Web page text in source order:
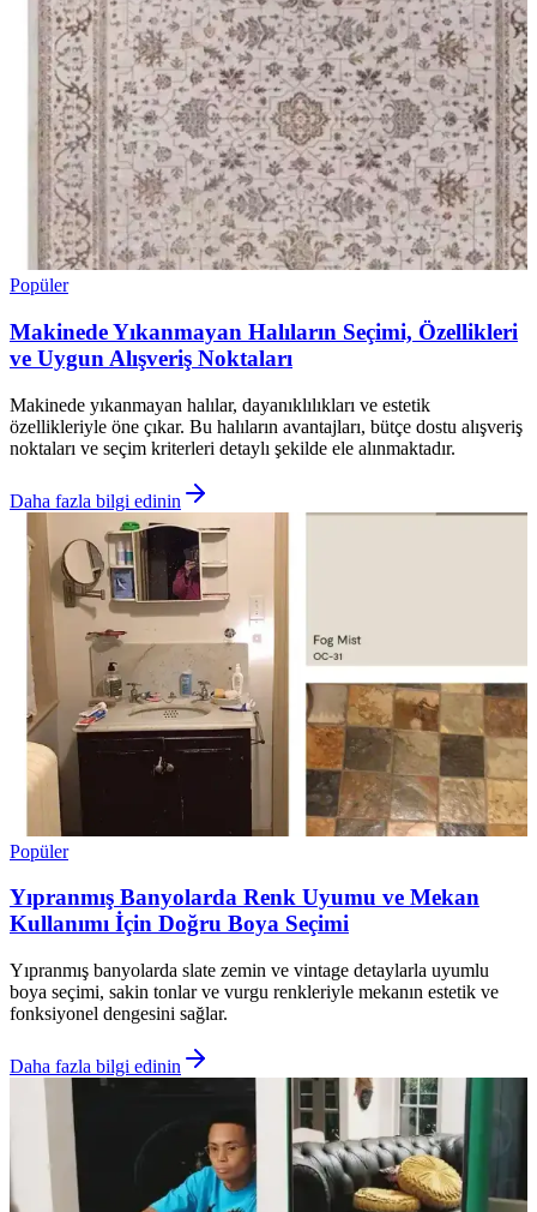
Popüler
Makinede Yıkanmayan Halıların Seçimi, Özellikleri
ve Uygun Alışveriş Noktaları
Makinede yıkanmayan halılar, dayanıklılıkları ve estetik
özellikleriyle öne çıkar. Bu halıların avantajları, bütçe dostu alışveriş
noktaları ve seçim kriterleri detaylı şekilde ele alınmaktadır.
Daha fazla bilgi edinin
Popüler
Yıpranmış Banyolarda Renk Uyumu ve Mekan
Kullanımı İçin Doğru Boya Seçimi
Yıpranmış banyolarda slate zemin ve vintage detaylarla uyumlu
boya seçimi, sakin tonlar ve vurgu renkleriyle mekanın estetik ve
fonksiyonel dengesini sağlar.
Daha fazla bilgi edinin